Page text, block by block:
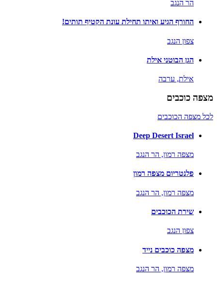
הר הנגב
החורף הגיע ואיתו תחילת עונת הקטיף תותים!
צפון הנגב
הגן הבוטני אילת
אילת, ערבה
מצפה כוכבים
לכל מצפה הכוכבים
Deep Desert Israel
מצפה רמון, הר הנגב
פלנטריום מצפה רמון
מצפה רמון, הר הנגב
שירת הכוכבים
צפון הנגב
מצפה כוכבים נייד
מצפה רמון, הר הנגב